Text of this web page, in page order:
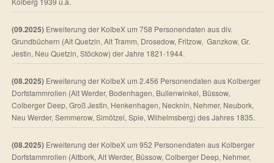
(09.2025) Erweiterung der KolbeX um 758 Personendaten aus div.
Grundbüchern (Alt Quetzin, Alt Tramm, Drosedow, Fritzow, Ganzkow, Gr.
Jestin, Neu Quetzin, Stöckow) der Jahre 1821-1944.
(08.2025) Erweiterung der KolbeX um 2.456 Personendaten aus Kolberger
Dorfstammrollen (Alt Werder, Bodenhagen, Bullenwinkel, Büssow,
Colberger Deep, Groß Jestin, Henkenhagen, Necknin, Nehmer, Neubork,
Neu Werder, Semmerow, Simötzel, Spie, Wilhelmsberg) des Jahres 1835.
(08.2025) Erweiterung der KolbeX um 952 Personendaten aus Kolberger
Dorfstammrollen (Altbork, Alt Werder, Büssow, Colberger Deep, Nehmer,